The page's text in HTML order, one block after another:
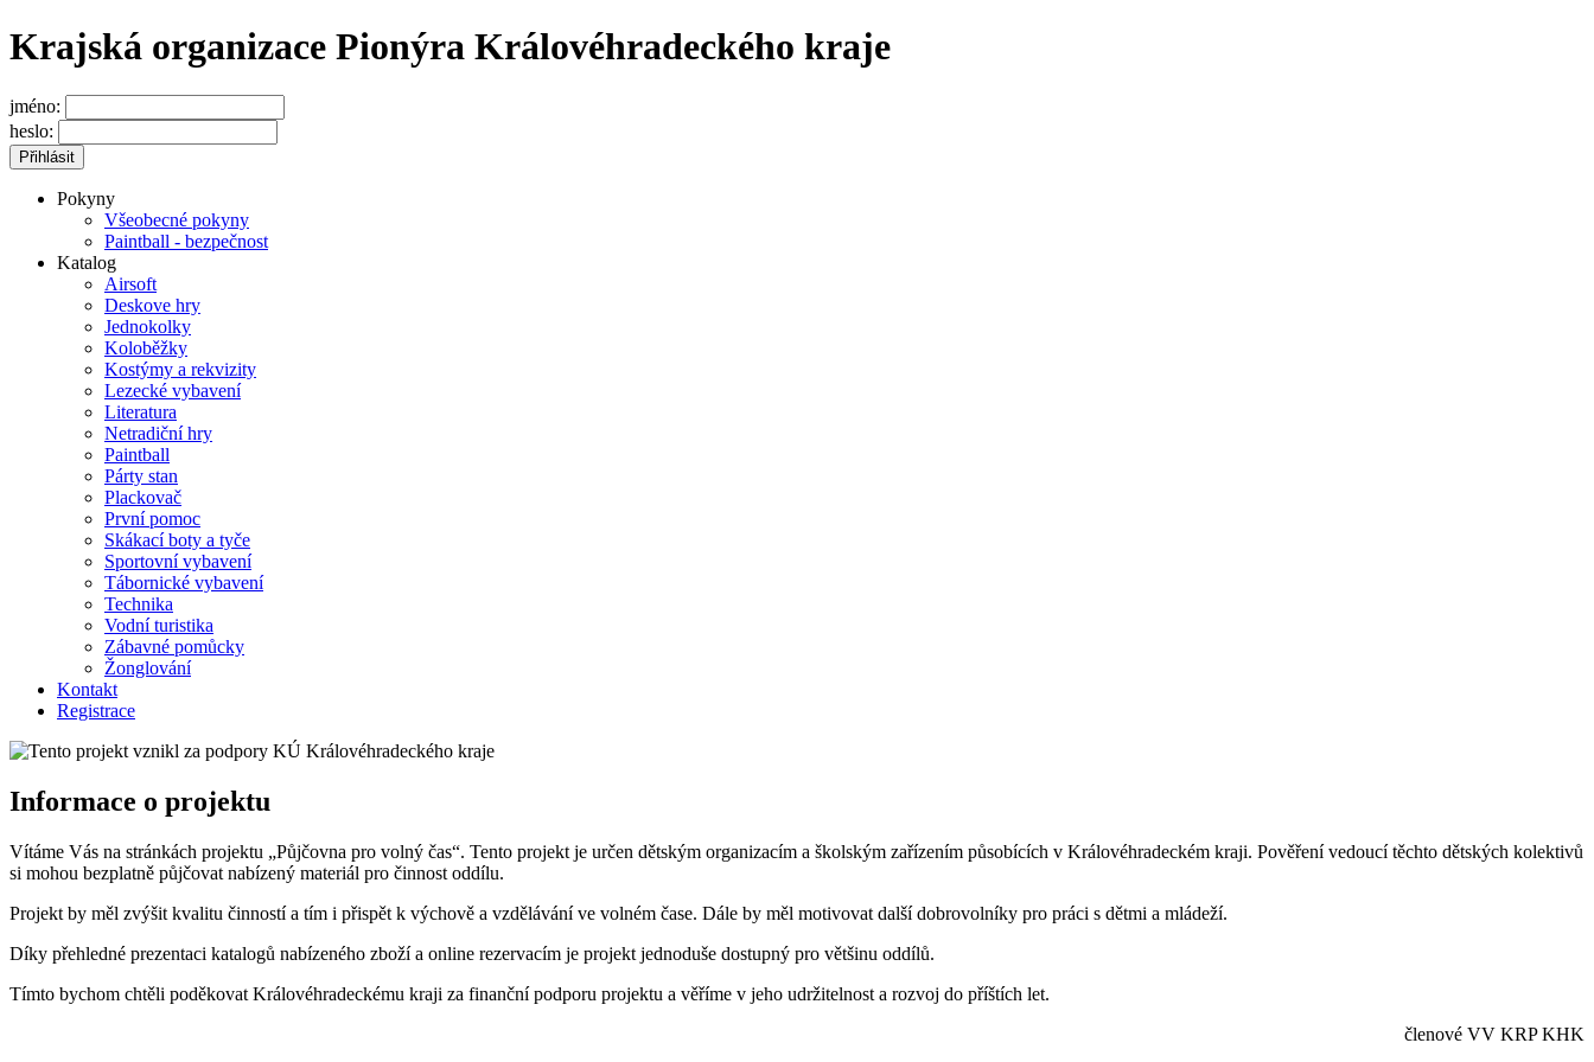
Krajská organizace Pionýra Královéhradeckého kraje
jméno:
heslo:
Pokyny
Všeobecné pokyny
Paintball - bezpečnost
Katalog
Airsoft
Deskove hry
Jednokolky
Koloběžky
Kostýmy a rekvizity
Lezecké vybavení
Literatura
Netradiční hry
Paintball
Párty stan
Plackovač
První pomoc
Skákací boty a tyče
Sportovní vybavení
Tábornické vybavení
Technika
Vodní turistika
Zábavné pomůcky
Žonglování
Kontakt
Registrace
Informace o projektu
Vítáme Vás na stránkách projektu „Půjčovna pro volný čas“. Tento projekt je určen dětským organizacím a školským zařízením působících v Královéhradeckém kraji. Pověření vedoucí těchto dětských kolektivů
si mohou bezplatně půjčovat nabízený materiál pro činnost oddílu.
Projekt by měl zvýšit kvalitu činností a tím i přispět k výchově a vzdělávání ve volném čase. Dále by měl motivovat další dobrovolníky pro práci s dětmi a mládeží.
Díky přehledné prezentaci katalogů nabízeného zboží a online rezervacím je projekt jednoduše dostupný pro většinu oddílů.
Tímto bychom chtěli poděkovat Královéhradeckému kraji za finanční podporu projektu a věříme v jeho udržitelnost a rozvoj do příštích let.
členové VV KRP KHK